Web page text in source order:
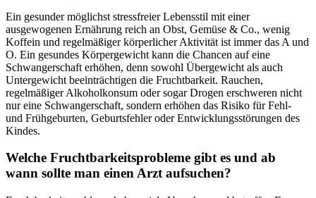
Ein gesunder möglichst stressfreier Lebensstil mit einer
ausgewogenen Ernährung reich an Obst, Gemüse & Co., wenig
Koffein und regelmäßiger körperlicher Aktivität ist immer das A und
O. Ein gesundes Körpergewicht kann die Chancen auf eine
Schwangerschaft erhöhen, denn sowohl Übergewicht als auch
Untergewicht beeinträchtigen die Fruchtbarkeit. Rauchen,
regelmäßiger Alkoholkonsum oder sogar Drogen erschweren nicht
nur eine Schwangerschaft, sondern erhöhen das Risiko für Fehl-
und Frühgeburten, Geburtsfehler oder Entwicklungsstörungen des
Kindes.
Welche Fruchtbarkeitsprobleme gibt es und ab
wann sollte man einen Arzt aufsuchen?